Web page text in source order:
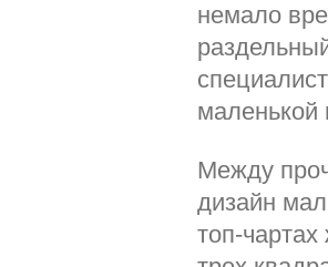
немало
маленькой
Между
дизайн
топ-